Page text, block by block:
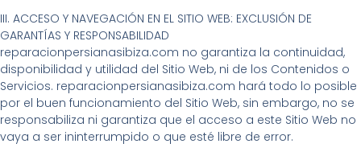
III. ACCESO Y NAVEGACIÓN EN EL SITIO WEB: EXCLUSIÓN DE
GARANTÍAS Y RESPONSABILIDAD
reparacionpersianasibiza.com no garantiza la continuidad,
disponibilidad y utilidad del Sitio Web, ni de los Contenidos o
Servicios. reparacionpersianasibiza.com hará todo lo posible
por el buen funcionamiento del Sitio Web, sin embargo, no se
responsabiliza ni garantiza que el acceso a este Sitio Web no
vaya a ser ininterrumpido o que esté libre de error.